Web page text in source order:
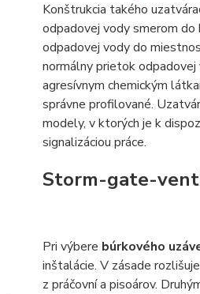
Konštrukcia takého
odpadovej vody smerom
odpadovej vody do
normálny prietok
agresívnym chemickým
správne profilované.
modely, v ktorých je k
signalizáciou práce.
Storm-gate-
Pri výbere búrkového
inštalácie. V zásade
z práčovní a pisoárov.